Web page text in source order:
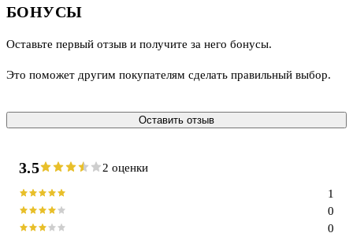
БОНУСЫ
Оставьте первый отзыв и получите за него бонусы.
Это поможет другим покупателям сделать правильный выбор.
Оставить отзыв
3.5 2 оценки
0
0
1